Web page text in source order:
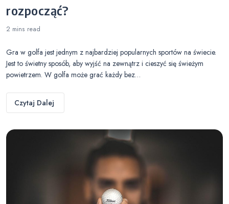
rozpocząć?
2 mins read
Gra w golfa jest jednym z najbardziej popularnych sportów na świecie.
Jest to świetny sposób, aby wyjść na zewnątrz i cieszyć się świeżym
powietrzem. W golfa może grać każdy bez…
Czytaj Dalej